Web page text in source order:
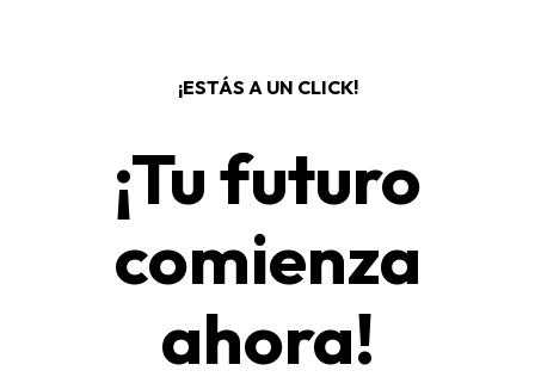
¡ESTÁS A UN CLICK!
¡Tu futuro
comienza
ahora!